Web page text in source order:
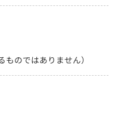
のではありません）